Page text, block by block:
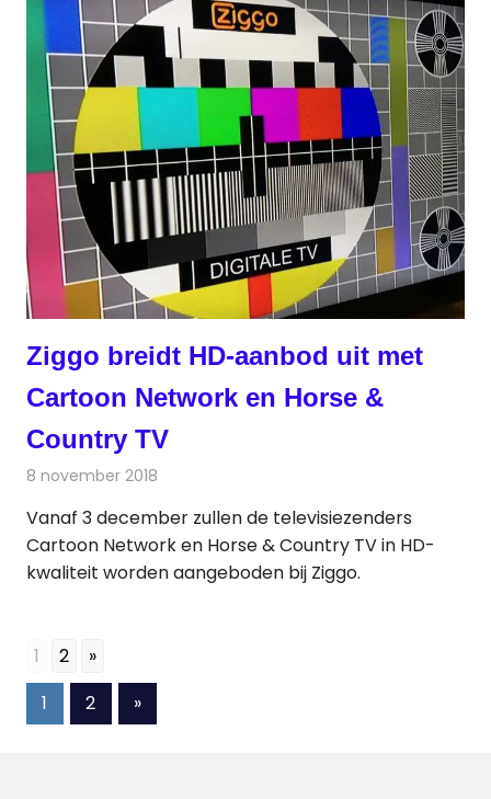
Ziggo breidt HD-aanbod uit met
Cartoon Network en Horse &
Country TV
8 november 2018
Vanaf 3 december zullen de televisiezenders
Cartoon Network en Horse & Country TV in HD-
kwaliteit worden aangeboden bij Ziggo.
1 2 »
Berichten
1 2
Volgende
berichten
»